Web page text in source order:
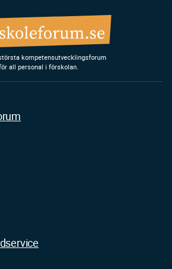
kompetensutvecklingsforum
all personal i förskolan.